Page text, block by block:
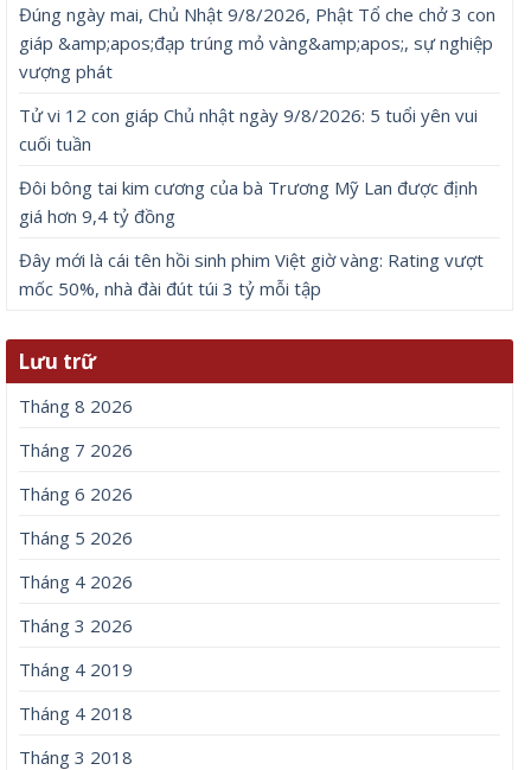
Đúng ngày mai, Chủ Nhật 9/8/2026, Phật Tổ che chở 3 con
giáp &amp;apos;đạp trúng mỏ vàng&amp;apos;, sự nghiệp
vượng phát
Tử vi 12 con giáp Chủ nhật ngày 9/8/2026: 5 tuổi yên vui
cuối tuần
Đôi bông tai kim cương của bà Trương Mỹ Lan được định
giá hơn 9,4 tỷ đồng
Đây mới là cái tên hồi sinh phim Việt giờ vàng: Rating vượt
mốc 50%, nhà đài đút túi 3 tỷ mỗi tập
Lưu trữ
Tháng 8 2026
Tháng 7 2026
Tháng 6 2026
Tháng 5 2026
Tháng 4 2026
Tháng 3 2026
Tháng 4 2019
Tháng 4 2018
Tháng 3 2018